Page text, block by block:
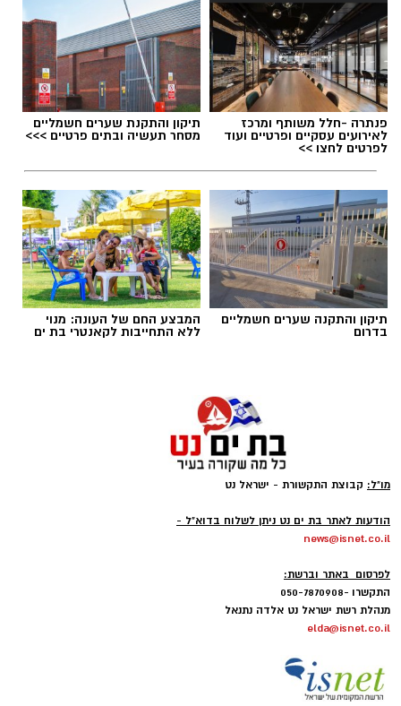
תגים:פריצה לרכב בבת ים
צילום: דוברות המשטרה
חונה בחניון החוף הנפרד בבת ים, ומעבירים את
הרכוש שגנבו לרכב נוסף.
עם קבלת הדיווח, שוטרי תחנת בת ים, בשיתוף
בפעולות חקירה ראשוניות לצד סריקות לאיתור
העבירה.
פנתרה -חלל משותף ומרכז
לאירועים עסקיים ופרטיים ועוד
לפרטים לחצו >>
תיקון והתקנת שערים חשמליים
מסחר תעשיה ובתים פרטיים >>>
תיקון והתקנה שערים חשמליים
בדרום
המבצע החם של העונה: מנוי
ללא התחייבות לקאנטרי בת ים
מו"ל: קבוצת התקשורת - ישראל נט
הודעות לאתר בת ים נט ניתן לשלוח בדוא"ל -
news@isnet.co.il
לפרסום באתר וברשת:
התקשרו -050-7870908
מנהלת רשת ישראל נט אלדה נתנאל
elda@isnet.co.il